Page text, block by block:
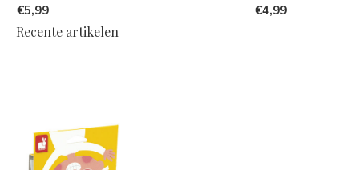
€5,99 €4,99
Recente artikelen